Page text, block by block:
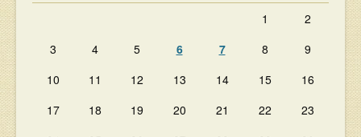
1
2
3
4 5 6 7 8
9
10
11 12 13 14 15
16
17
18 19 20 21 22
23